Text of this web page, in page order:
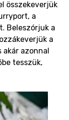
összekeverjük
a
Beleszórjuk a
a
akár azonnal
tesszük,